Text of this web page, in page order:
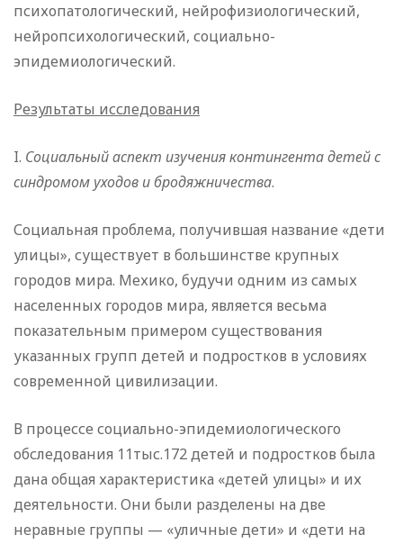
психопатологический, нейрофизиологический,
нейропсихологический, социально-
эпидемиологический.
Результаты исследования
I. Социальный аспект изучения контингента детей с
синдромом уходов и бродяжничества.
Социальная проблема, получившая название «дети
улицы», существует в большинстве крупных
городов мира. Мехико, будучи одним из самых
населенных городов мира, является весьма
показательным примером существования
указанных групп детей и подростков в условиях
современной цивилизации.
В процессе социально-эпидемиологического
обследования 11тыс.172 детей и подростков была
дана общая характеристика «детей улицы» и их
деятельности. Они были разделены на две
неравные группы — «уличные дети» и «дети на